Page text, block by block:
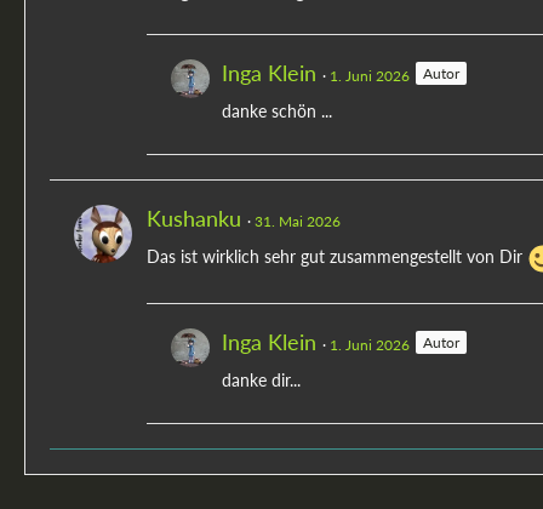
Inga Klein 1. Juni 2026 Autor
danke schön ...
Kushanku 31. Mai 2026
Das ist wirklich sehr gut zusammengestellt von Dir
Inga Klein 1. Juni 2026 Autor
danke dir...